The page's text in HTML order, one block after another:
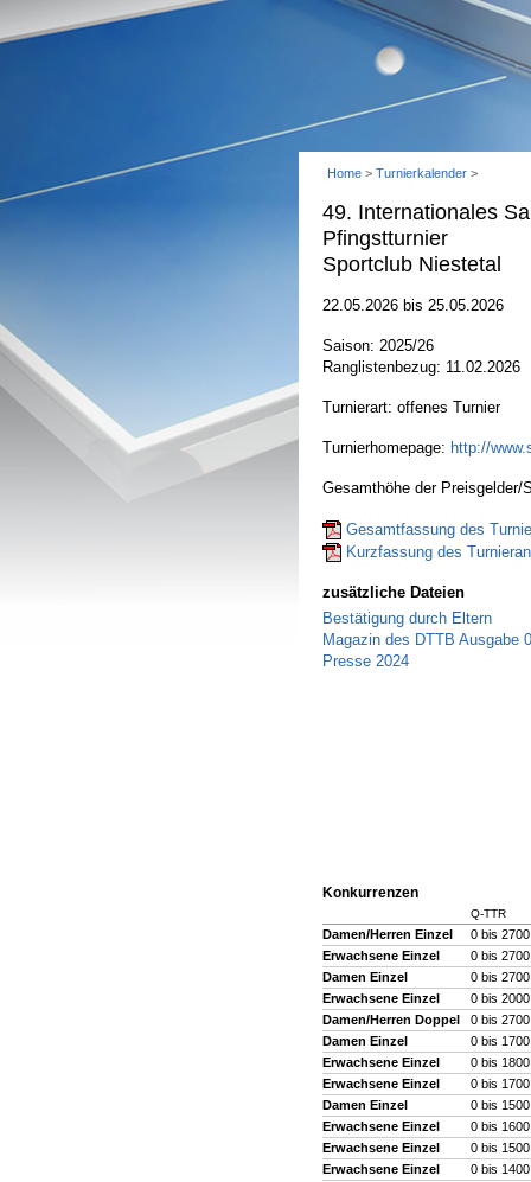
Home > Turnierkalender >
49. Internationales
Pfingstturnier
Sportclub Niestetal
22.05.2026 bis 25.05.2026
Saison: 2025/26
Ranglistenbezug: 11.02.2026
Turnierart: offenes Turnier
Turnierhomepage: http://
Gesamthöhe der Preisgelder/
Gesamtfassung des
Kurzfassung des
zusätzliche Dateien
Bestätigung durch Eltern
Magazin des DTTB Ausgabe
Presse 2024
Konkurrenzen
Q-TTR
Damen/Herren Einzel
0 bis
Erwachsene Einzel
0 bis
Damen Einzel
0 bis
Erwachsene Einzel
0 bis
Damen/Herren Doppel
0 bis
Damen Einzel
0 bis
Erwachsene Einzel
0 bis
Erwachsene Einzel
0 bis
Damen Einzel
0 bis
Erwachsene Einzel
0 bis
Erwachsene Einzel
0 bis
Erwachsene Einzel
0 bis